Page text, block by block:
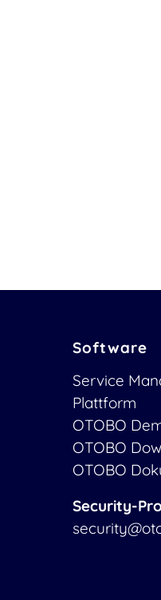
Software
Service
Plattform
OTOBO
OTOBO
OTOBO
Security-